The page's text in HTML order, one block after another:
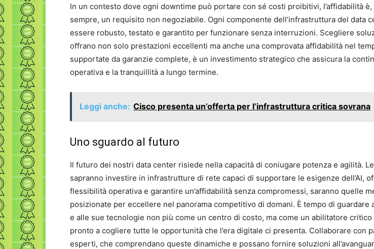
In un contesto dove ogni downtime può portare con sé costi proibitivi, l’affidabilità
sempre, un requisito non negoziabile. Ogni componente dell’infrastruttura del data
essere robusto, testato e garantito per funzionare senza interruzioni. Scegliere
offrano non solo prestazioni eccellenti ma anche una comprovata affidabilità nel
supportate da garanzie complete, è un investimento strategico che assicura la
operativa e la tranquillità a lungo termine.
Leggi anche: Cisco presenta un’offerta per l’infrastruttura critica sovrana
Uno sguardo al futuro
Il futuro dei nostri data center risiede nella capacità di coniugare potenza e agilità.
sapranno investire in infrastrutture di rete capaci di supportare le esigenze dell’AI,
flessibilità operativa e garantire un’affidabilità senza compromessi, saranno quelle
posizionate per eccellere nel panorama competitivo di domani. È tempo di guardare
e alle sue tecnologie non più come un centro di costo, ma come un abilitatore critico
pronto a cogliere tutte le opportunità che l’era digitale ci presenta. Collaborare con
esperti, che comprendano queste dinamiche e possano fornire soluzioni